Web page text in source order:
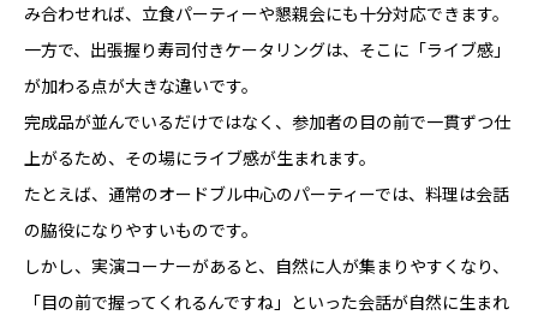
み合わせれば、立食パーティーや懇親会にも十分対応できます。
一方で、出張握り寿司付きケータリングは、そこに「ライブ感」
が加わる点が大きな違いです。
完成品が並んでいるだけではなく、参加者の目の前で一貫ずつ仕
上がるため、その場にライブ感が生まれます。
たとえば、通常のオードブル中心のパーティーでは、料理は会話
の脇役になりやすいものです。
しかし、実演コーナーがあると、自然に人が集まりやすくなり、
「目の前で握ってくれるんですね」といった会話が自然に生まれ